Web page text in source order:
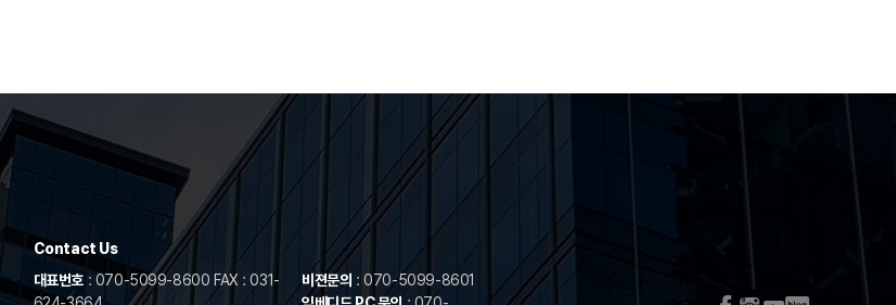
Contact Us
대표번호 : 070-5099-8600 FAX : 031-
비젼문의 : 070-5099-8601